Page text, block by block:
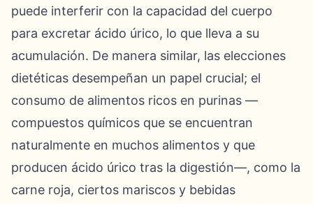
puede interferir con la capacidad del cuerpo
para excretar ácido úrico, lo que lleva a su
acumulación. De manera similar, las elecciones
dietéticas desempeñan un papel crucial; el
consumo de alimentos ricos en purinas —
compuestos químicos que se encuentran
naturalmente en muchos alimentos y que
producen ácido úrico tras la digestión—, como la
carne roja, ciertos mariscos y bebidas